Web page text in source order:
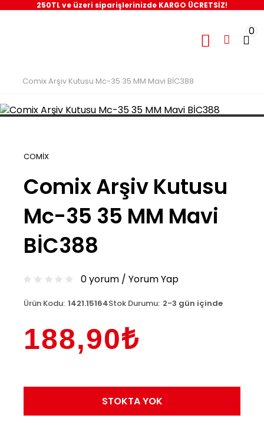
250TL ve üzeri siparişlerinizde KARGO ÜCRETSİZ!
0
Comix Arşiv Kutusu Mc-35 35 MM Mavi BİC388
COMİX
Comix Arşiv Kutusu
Mc-35 35 MM Mavi
BİC388
0 yorum/ Yorum Yap
Ürün Kodu: 1421.15164Stok Durumu: 2-3 gün içinde
188,90₺
STOKTA YOK